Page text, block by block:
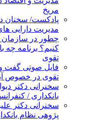
مریخ
پادکست/ سخنان
مدیریت دارایی
چطور در سازمان
کنیم؟ برنامه چه
تقوی
فایل صوتی گفت
تقوی در خصوص
سخنرانی دکتر
بانکداری /
سخنرانی دکتر
پژوهی نظام بانکداری / ۹